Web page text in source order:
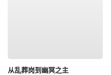
从乱葬岗到幽冥之主